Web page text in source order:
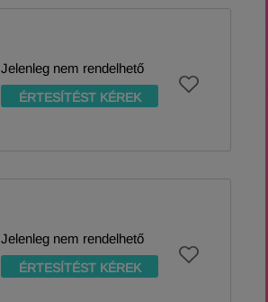
Jelenleg nem rendelhető
ÉRTESÍTÉST KÉREK
Jelenleg nem rendelhető
ÉRTESÍTÉST KÉREK